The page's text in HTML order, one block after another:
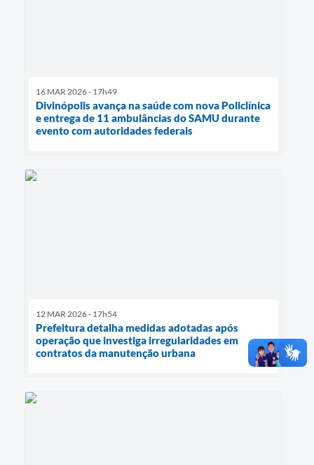
16 MAR 2026 - 17h49
Divinópolis avança na saúde com nova Policlínica
e entrega de 11 ambulâncias do SAMU durante
evento com autoridades federais
12 MAR 2026 - 17h54
Prefeitura detalha medidas adotadas após
operação que investiga irregularidades em
contratos da manutenção urbana